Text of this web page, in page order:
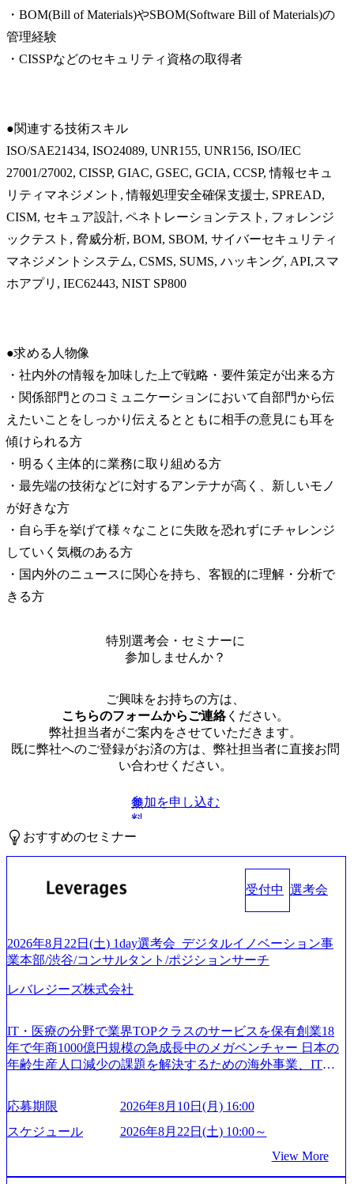
・BOM(Bill of Materials)やSBOM(Software Bill of Materials)の
管理経験
・CISSPなどのセキュリティ資格の取得者
●関連する技術スキル
ISO/SAE21434, ISO24089, UNR155, UNR156, ISO/IEC
27001/27002, CISSP, GIAC, GSEC, GCIA, CCSP, 情報セキュ
リティマネジメント, 情報処理安全確保支援士, SPREAD,
CISM, セキュア設計, ペネトレーションテスト, フォレンジ
ックテスト, 脅威分析, BOM, SBOM, サイバーセキュリティ
マネジメントシステム, CSMS, SUMS, ハッキング, API,スマ
ホアプリ, IEC62443, NIST SP800
●求める人物像
・社内外の情報を加味した上で戦略・要件策定が出来る方
・関係部門とのコミュニケーションにおいて自部門から伝
えたいことをしっかり伝えるとともに相手の意見にも耳を
傾けられる方
・明るく主体的に業務に取り組める方
・最先端の技術などに対するアンテナが高く、新しいモノ
が好きな方
・自ら手を挙げて様々なことに失敗を恐れずにチャレンジ
していく気概のある方
・国内外のニュースに関心を持ち、客観的に理解・分析で
きる方
特別選考会・セミナーに
参加しませんか？
ご興味をお持ちの方は、
こちらのフォームからご連絡ください。
弊社担当者がご案内をさせていただきます。
既に弊社へのご登録がお済の方は、弊社担当者に直接お問
い合わせください。
無
料
参加を申し込む
おすすめのセミナー
受付中 選考会
2026年8月22日(土) 1day選考会_デジタルイノベーション事
業本部/渋谷/コンサルタント/ポジションサーチ
レバレジーズ株式会社
IT・医療の分野で業界TOPクラスのサービスを保有創業18
年で年商1000億円規模の急成長中のメガベンチャー 日本の
年齢生産人口減少の課題を解決するための海外事業、IT事
以上の事業を展開する オールインハウスの組織体制をとっ
ており社内で新しい事業開発などの人員調達できる 独立資
本経営をとっており、事業創造の自由度が高い https://storag
s/20240925162633_7242d0de-3e54-4f03-b076-00318d5c0dff_120
0x644.webp レバレジーズ株式会社 会社説明資料 (https://spea
応募期限
2026年8月10日(月) 16:00
スケジュール
2026年8月22日(土) 10:00～
View More